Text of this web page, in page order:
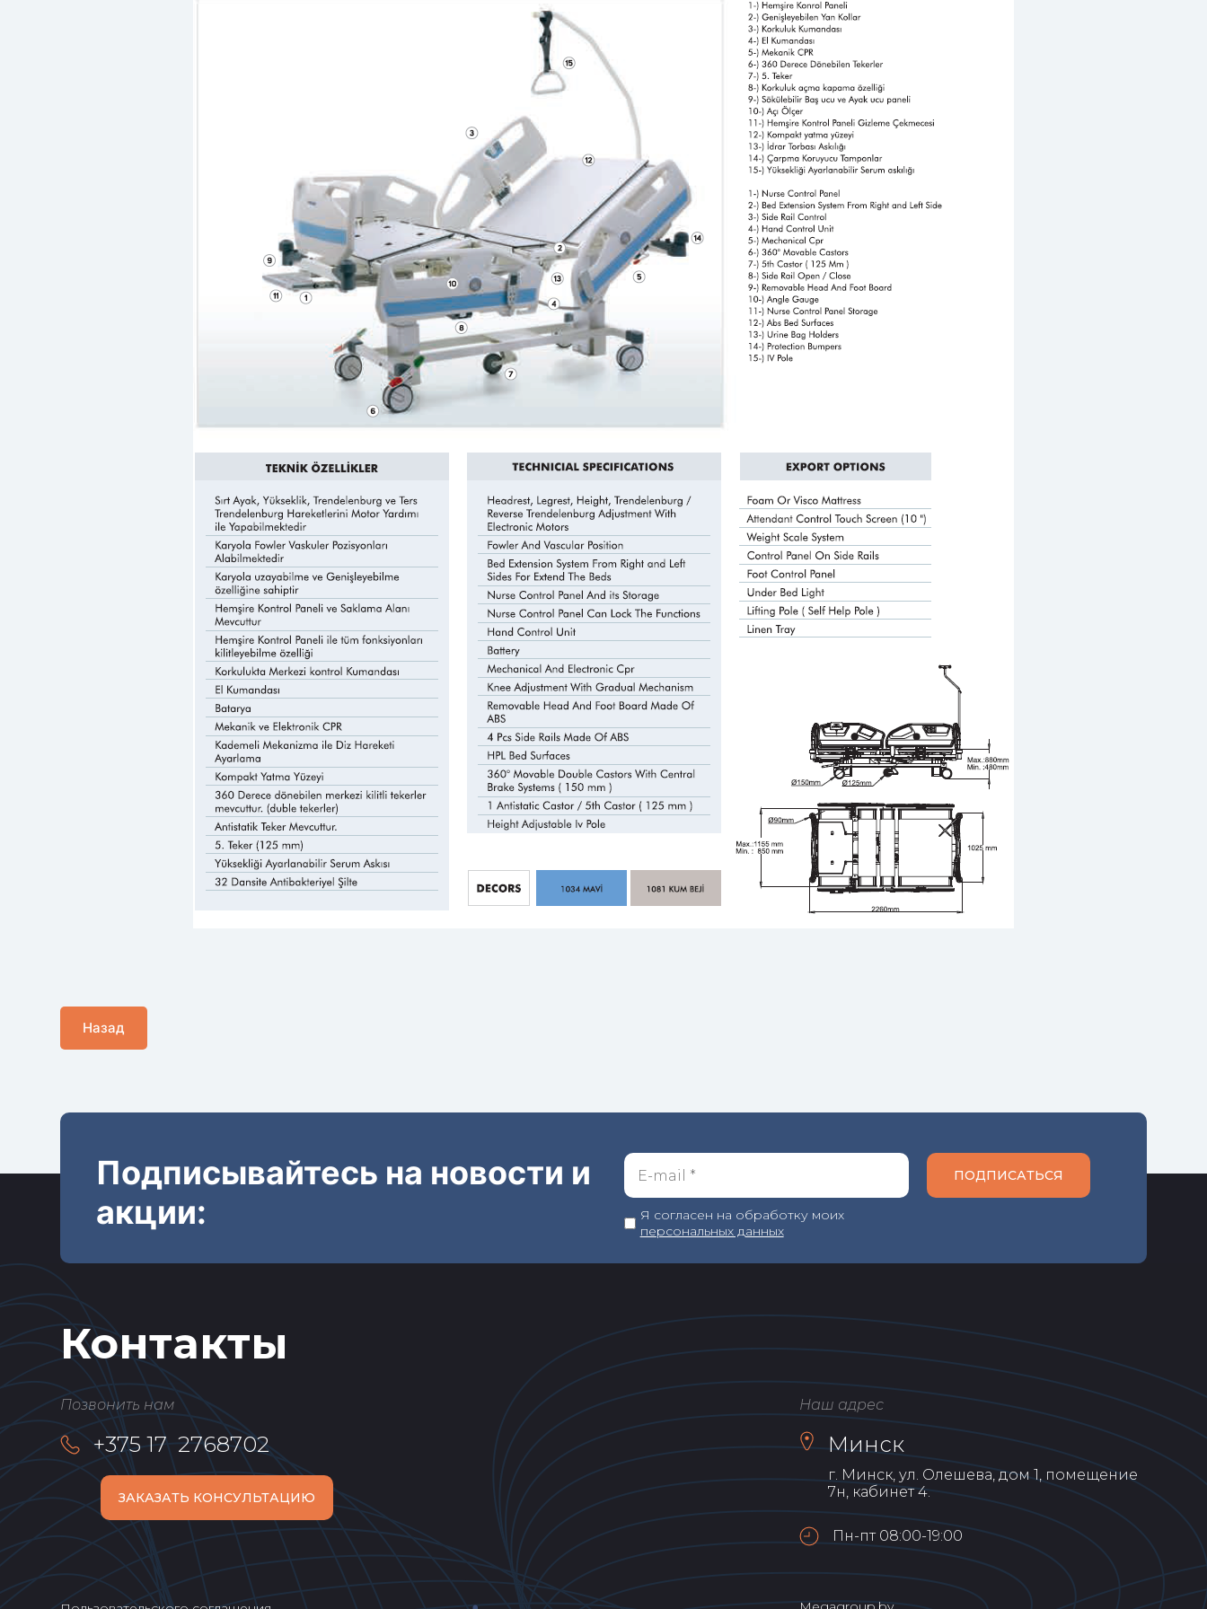
Назад
Подписывайтесь на новости и
акции:
Я согласен на обработку моих
персональных данных
ПОДПИСАТЬСЯ
Контакты
Позвонить нам
+375 17 2768702
ЗАКАЗАТЬ КОНСУЛЬТАЦИЮ
Наш адрес
Минск
г. Минск, ул. Олешева, дом 1, помещение
7н, кабинет 4.
Пн-пт 08:00-19:00